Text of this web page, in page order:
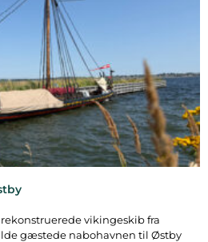
vikingeskib fra
gæstede nabohavnen til Østby